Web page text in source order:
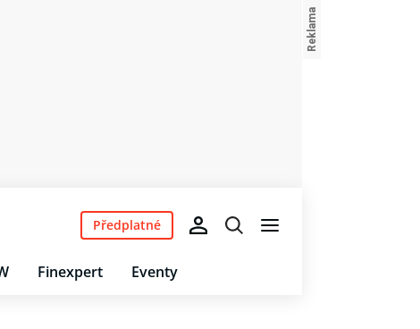
Finexpert Eventy
Předplatné